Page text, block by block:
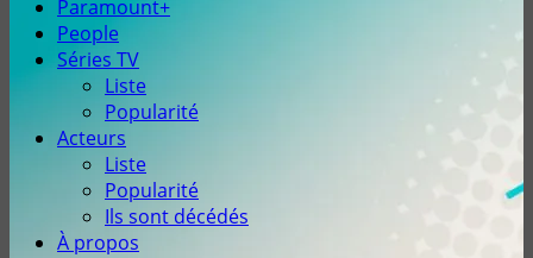
Paramount+
People
Séries TV
Liste
Popularité
Acteurs
Liste
Popularité
Ils sont décédés
À propos